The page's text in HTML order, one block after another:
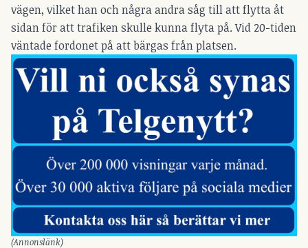
vägen, vilket han och några andra såg till att flytta åt
sidan för att trafiken skulle kunna flyta på. Vid 20-tiden
väntade fordonet på att bärgas från platsen.
(Annonslänk)